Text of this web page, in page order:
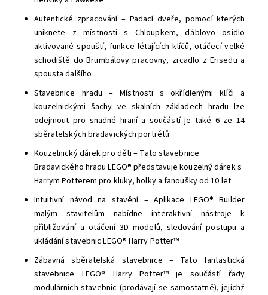
Autentické zpracování – Padací dveře, pomocí kterých
uniknete z místnosti s Chloupkem, ďáblovo osidlo
aktivované spouští, funkce létajících klíčů, otáčecí velké
schodiště do Brumbálovy pracovny, zrcadlo z Erisedu a
spousta dalšího
Stavebnice hradu – Místnosti s okřídlenými klíči a
kouzelnickými šachy ve skalních základech hradu lze
odejmout pro snadné hraní a součástí je také 6 ze 14
sběratelských bradavických portrétů
Kouzelnický dárek pro děti – Tato stavebnice
Bradavického hradu LEGO® představuje kouzelný dárek s
Harrym Potterem pro kluky, holky a fanoušky od 10 let
Intuitivní návod na stavění – Aplikace LEGO® Builder
malým stavitelům nabídne interaktivní nástroje k
přibližování a otáčení 3D modelů, sledování postupu a
ukládání stavebnic LEGO® Harry Potter™
Zábavná sběratelská stavebnice – Tato fantastická
stavebnice LEGO® Harry Potter™ je součástí řady
modulárních stavebnic (prodávají se samostatně), jejichž